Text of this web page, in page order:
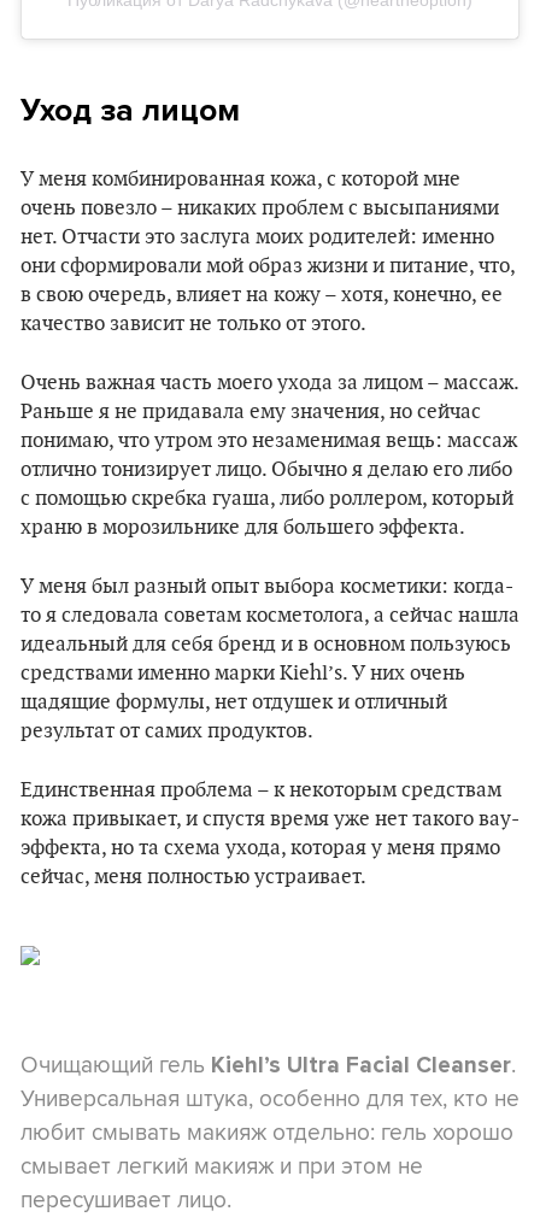
Уход за лицом
У меня комбинированная кожа, с которой мне
очень повезло – никаких проблем с высыпаниями
нет. Отчасти это заслуга моих родителей: именно
они сформировали мой образ жизни и питание, что,
в свою очередь, влияет на кожу – хотя, конечно, ее
качество зависит не только от этого.
Очень важная часть моего ухода за лицом – массаж.
Раньше я не придавала ему значения, но сейчас
понимаю, что утром это незаменимая вещь: массаж
отлично тонизирует лицо. Обычно я делаю его либо
с помощью скребка гуаша, либо роллером, который
храню в морозильнике для большего эффекта.
У меня был разный опыт выбора косметики: когда-
то я следовала советам косметолога, а сейчас нашла
идеальный для себя бренд и в основном пользуюсь
средствами именно марки Kiehl’s. У них очень
щадящие формулы, нет отдушек и отличный
результат от самих продуктов.
Единственная проблема – к некоторым средствам
кожа привыкает, и спустя время уже нет такого вау-
эффекта, но та схема ухода, которая у меня прямо
сейчас, меня полностью устраивает.
Очищающий гель Kiehl’s Ultra Facial Cleanser.
Универсальная штука, особенно для тех, кто не
любит смывать макияж отдельно: гель хорошо
смывает легкий макияж и при этом не
пересушивает лицо.